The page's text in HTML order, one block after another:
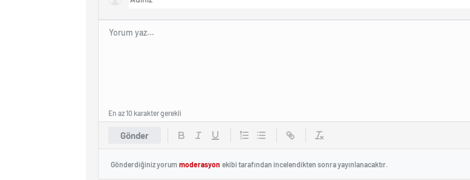
Gönder
En az 10 karakter gerekli
Gönderdiğiniz yorum moderasyon ekibi tarafından incelendikten sonra yayınlanacaktır.